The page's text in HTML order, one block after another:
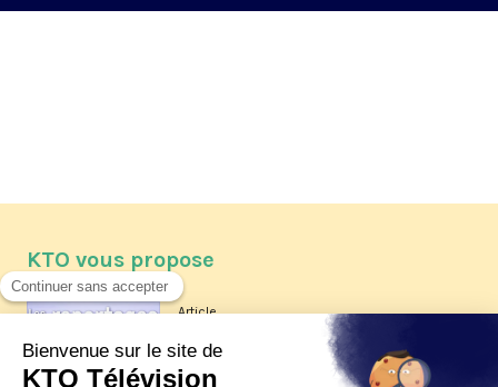
KTO vous propose
Article
Les reportages d'été 2026 de KTO